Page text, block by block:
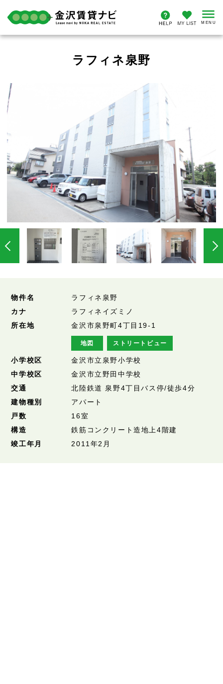
ラフィネ泉野
物件名
ラフィネ泉野
カナ
ラフィネイズミノ
所在地
金沢市泉野町4丁目19-1
地図 ストリートビュー
小学校区
金沢市立泉野小学校
中学校区
金沢市立野田中学校
交通
北陸鉄道 泉野4丁目バス停/徒歩4分
建物種別
アパート
戸数
16室
構造
鉄筋コンクリート造地上4階建
竣工年月
2011年2月